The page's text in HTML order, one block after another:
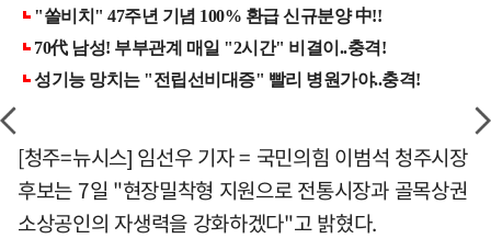
[청주=뉴시스] 임선우 기자 = 국민의힘 이범석 청주시장
후보는 7일 "현장밀착형 지원으로 전통시장과 골목상권
소상공인의 자생력을 강화하겠다"고 밝혔다.